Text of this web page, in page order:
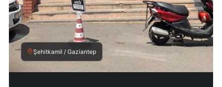
Şehitkamil / Gaziantep